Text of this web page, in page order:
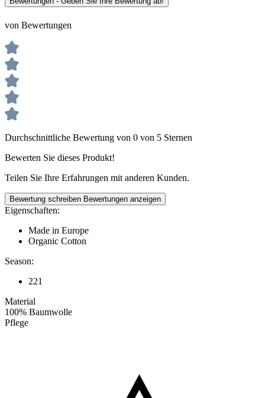
von Bewertungen
Durchschnittliche Bewertung von 0 von 5 Sternen
Bewerten Sie dieses Produkt!
Teilen Sie Ihre Erfahrungen mit anderen Kunden.
Bewertung schreiben Bewertungen anzeigen
Eigenschaften:
Made in Europe
Organic Cotton
Season:
221
Material
100% Baumwolle
Pflege